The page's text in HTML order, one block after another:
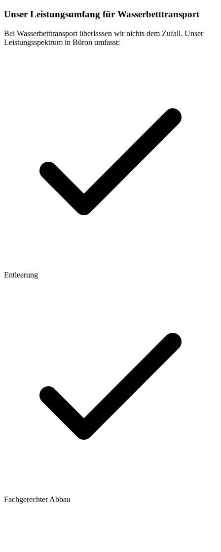
Unser Leistungsumfang für Wasserbetttransport
Bei Wasserbetttransport überlassen wir nichts dem Zufall. Unser
Leistungsspektrum in Büron umfasst:
Entleerung
Fachgerechter Abbau